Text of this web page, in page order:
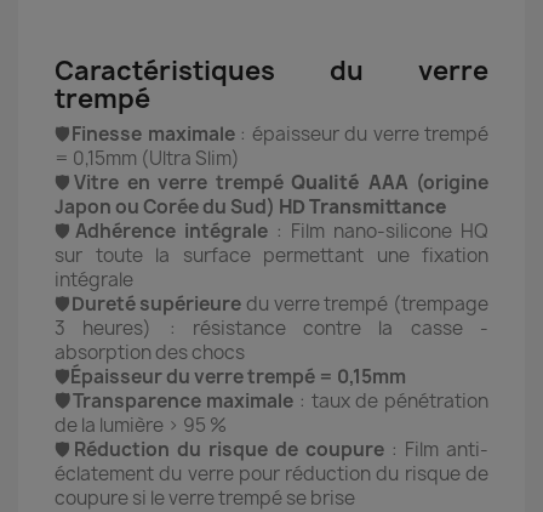
Caractéristiques du verre
trempé
🛡️Finesse maximale : épaisseur du verre trempé
= 0,15mm (Ultra Slim)
🛡️Vitre en verre trempé Qualité AAA (origine
Japon ou Corée du Sud) HD Transmittance
🛡️ Adhérence intégrale : Film nano-silicone HQ
sur toute la surface permettant une fixation
intégrale
🛡️Dureté supérieure du verre trempé (trempage
3 heures) : résistance contre la casse -
absorption des chocs
🛡️Épaisseur du verre trempé = 0,15mm
🛡️Transparence maximale : taux de pénétration
de la lumière > 95 %
🛡️ Réduction du risque de coupure : Film anti-
éclatement du verre pour réduction du risque de
coupure si le verre trempé se brise